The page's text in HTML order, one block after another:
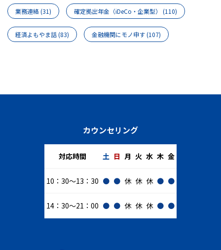
業務連絡(31) 確定拠出年金（iDeCo・企業型） (110)
経済よもやま話(83) 金融機関にモノ申す(107)
カウンセリング
対応時間 土 日 月 火 水 木 金
10：30～13：30 ● ● 休 休 休 ● ●
14：30～21：00 ● ● 休 休 休 ● ●